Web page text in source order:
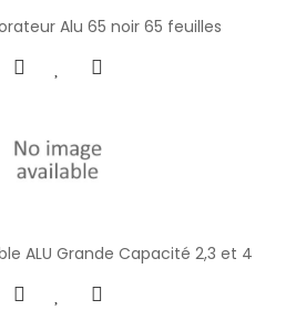
Alu 65 noir 65 feuilles
ALU Grande Capacité 2,3 et 4